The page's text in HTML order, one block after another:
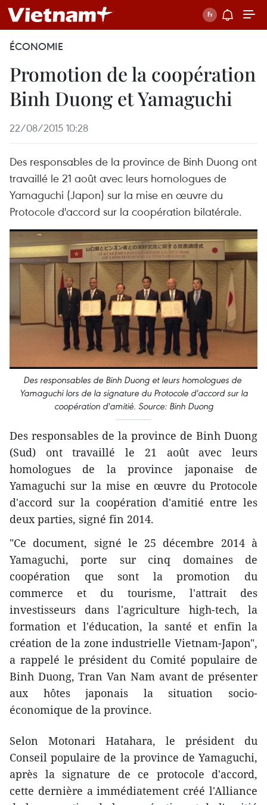
ÉCONOMIE
Promotion de la coopération
Binh Duong et Yamaguchi
22/08/2015 10:28
Des responsables de la province de Binh Duong ont
travaillé le 21 août avec leurs homologues de
Yamaguchi (Japon) sur la mise en œuvre du
Protocole d'accord sur la coopération bilatérale.
Des responsables ​de Binh Duong ​et ​leurs homologues de ​
Yamaguchi lors de la signature du Protocole d'accord sur la
coopération d'amitié. Source: Binh Duong
Des responsables de la province de Binh Duong
(Sud) ont travaillé le 21 août avec leurs
homologues de la province japonaise de
Yamaguchi sur la mise en œuvre du Protocole
d'accord sur la coopération d'amitié entre les
deux parties, signé fin 2014.
"Ce document, signé le 25 décembre 2014 à
Yamaguchi, porte sur cinq domaines de
coopération que sont la promotion du
commerce et du tourisme, l'attrait des
investisseurs dans l'agriculture ​​high-tech, la
formation et l'éducation, la santé et enfin la
création de la zone industrielle Vietnam-Japon",
a rappelé le président du Comité populaire de
Binh Duong, Tran Van Nam avant de présenter
aux hôtes japonais la situation socio-
économique de la province.
Selon Motonari Hatahara, le président du
Conseil populaire de la province de Yamaguchi,
après la signature de ce protocole d'accord,
cette dernière a immédiatement créé l'Alliance